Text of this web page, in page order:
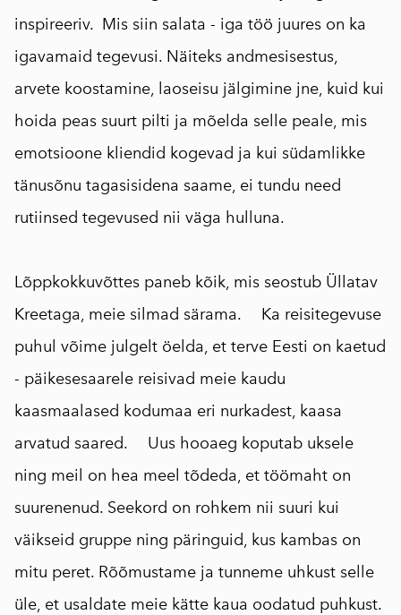
inspireeriv. Mis siin salata - iga töö juures on ka
igavamaid tegevusi. Näiteks andmesisestus,
arvete koostamine, laoseisu jälgimine jne, kuid kui
hoida peas suurt pilti ja mõelda selle peale, mis
emotsioone kliendid kogevad ja kui südamlikke
tänusõnu tagasisidena saame, ei tundu need
rutiinsed tegevused nii väga hulluna.
Lõppkokkuvõttes paneb kõik, mis seostub Üllatav
Kreetaga, meie silmad särama. ⠀ Ka reisitegevuse
puhul võime julgelt öelda, et terve Eesti on kaetud
- päikesesaarele reisivad meie kaudu
kaasmaalased kodumaa eri nurkadest, kaasa
arvatud saared. ⠀ Uus hooaeg koputab uksele
ning meil on hea meel tõdeda, et töömaht on
suurenenud. Seekord on rohkem nii suuri kui
väikseid gruppe ning päringuid, kus kambas on
mitu peret. Rõõmustame ja tunneme uhkust selle
üle, et usaldate meie kätte kaua oodatud puhkust.